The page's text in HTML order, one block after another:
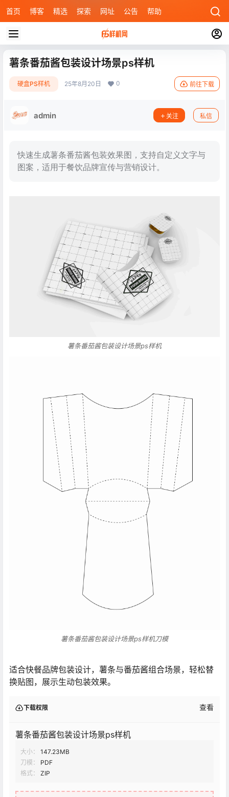
首页 博客 精选 探索 网址 公告 帮助
薯条番茄酱包装设计场景ps样机
硬盒PS样机 25年8月20日 0 前往下载
admin 关注 私信
快速生成薯条番茄酱包装效果图，支持自定义文字与
图案，适用于餐饮品牌宣传与营销设计。
薯条番茄酱包装设计场景ps样机
薯条番茄酱包装设计场景ps样机刀模
适合快餐品牌包装设计，薯条与番茄酱组合场景，轻松替
换贴图，展示生动包装效果。
下载权限 查看
薯条番茄酱包装设计场景ps样机
大小：
147.23MB
刀模：
PDF
格式：
ZIP